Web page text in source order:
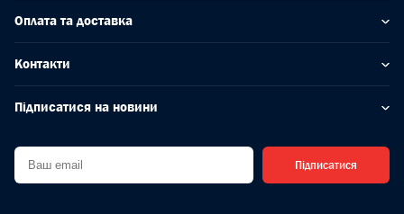
Оплата та доставка
Контакти
Підписатися на новини
Підписатися